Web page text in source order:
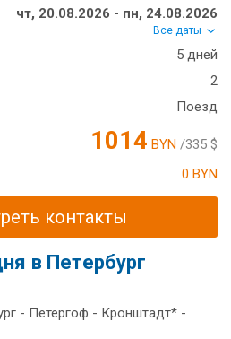
чт, 20.08.2026 - пн, 24.08.2026
Все даты
5 дней
2
Поезд
1014 BYN /335 $
0 BYN
контакты
в Петербург
- Петергоф - Кронштадт* -